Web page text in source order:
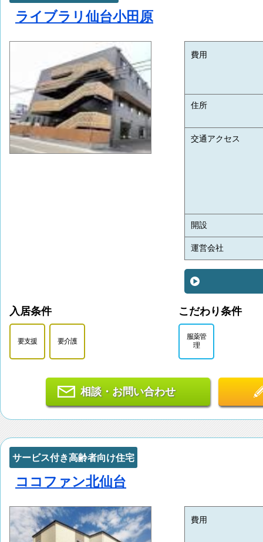
ライブラリ仙台小田原
費用
住所
交通アクセス
開設
運営会社
入居条件
要支援 要介護
こだわり条件
服薬管
理
相談・お問い合わせ
サービス付き高齢者向け住宅
ココファン北仙台
費用